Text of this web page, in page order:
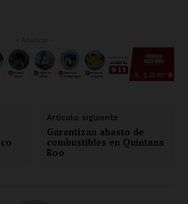
Artículo siguiente
Garantizan abasto de
combustibles en Quintana
Roo